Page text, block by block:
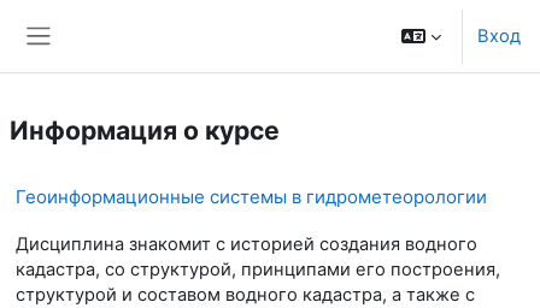
Вход
Информация о курсе
Геоинформационные системы в гидрометеорологии
Дисциплина знакомит с историей создания водного
кадастра, со структурой, принципами его построения,
структурой и составом водного кадастра, а также с